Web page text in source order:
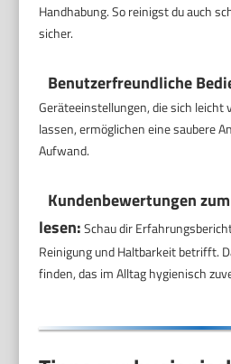
Handhabung. So reinigst du auch
sicher.
Benutzerfreundliche
Geräteeinstellungen, die sich leicht
lassen, ermöglichen eine saubere
Aufwand.
Kundenbewertungen
lesen:Schau dir
Reinigung und Haltbarkeit betrifft.
finden, das im Alltag hygienisch